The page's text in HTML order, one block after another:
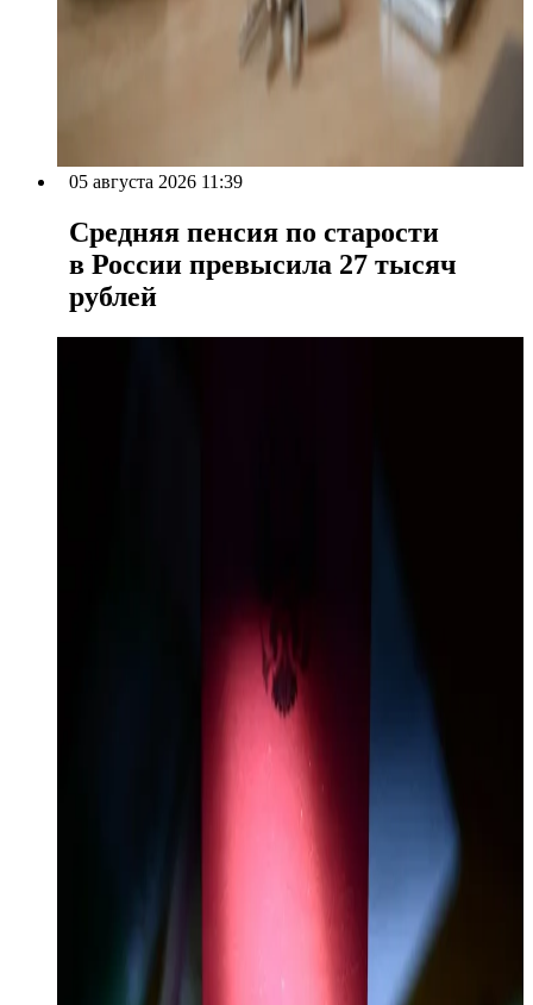
05 августа 2026 11:39
Средняя пенсия по старости
в России превысила 27 тысяч
рублей